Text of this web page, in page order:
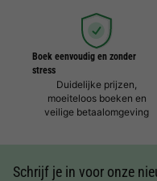
Boek eenvoudig en zonder
stress
Duidelijke prijzen,
moeiteloos boeken en
veilige betaalomgeving
Schrijf je in voor onze